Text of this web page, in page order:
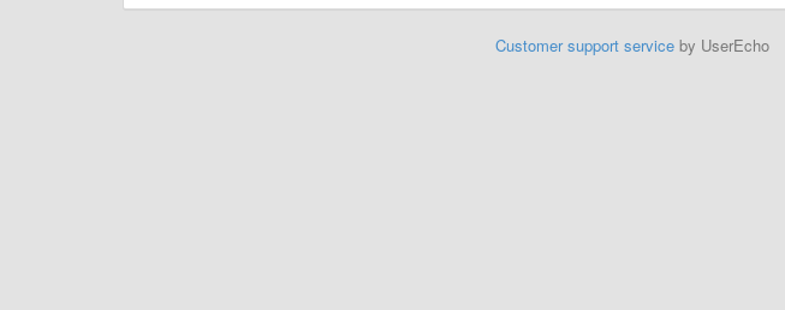
Customer support serviceby UserEcho